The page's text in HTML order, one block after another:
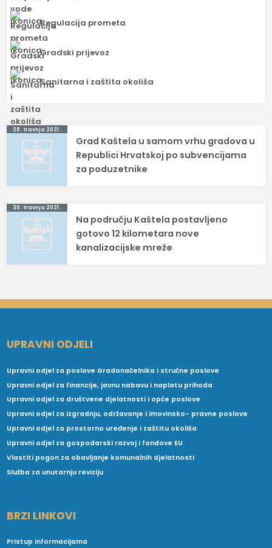
Regulacija prometa
Gradski prijevoz
Sanitarna i zaštita okoliša
Navigacija
objava
28. travnja 2021.
Grad Kaštela u samom vrhu gradova u
Republici Hrvatskoj po subvencijama
za poduzetnike
30. travnja 2021.
Na području Kaštela postavljeno
gotovo 12 kilometara nove
kanalizacijske mreže
UPRAVNI ODJELI
Upravni odjel za poslove Gradonačelnika i stručne poslove
Upravni odjel za financije, javnu nabavu i naplatu prihoda
Upravni odjel za društvene djelatnosti i opće poslove
Upravni odjel za izgradnju, održavanje i imovinsko- pravne poslove
Upravni odjel za prostorno uređenje i zaštitu okoliša
Upravni odjel za gospodarski razvoj i fondove EU
Vlastiti pogon za obavljanje komunalnih djelatnosti
Služba za unutarnju reviziju
BRZI LINKOVI
Pristup informacijama